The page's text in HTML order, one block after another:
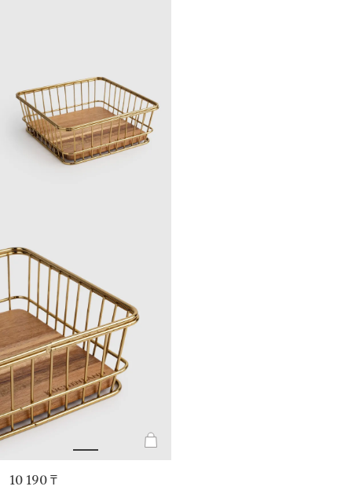
10 190 ₸